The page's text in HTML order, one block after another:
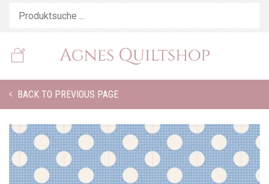
BACK TO PREVIOUS PAGE